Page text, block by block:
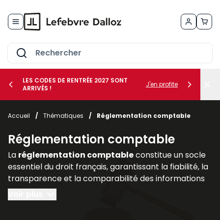
le sous-menu Vos métiers
le sous-menu Vos besoins
LES CODES DE RENTRÉE 2027 SONT
ARRIVÉS !
J'en profite
Accueil / Thématiques / Réglementation comptable
Réglementation comptable
La réglementation comptableconstitue un socle
essentiel du droit français, garantissant la fiabilité, la
transparence et la comparabilité des informations
financières produites par les entreprises. Elle
encadre la manière dont les sociétés doivent